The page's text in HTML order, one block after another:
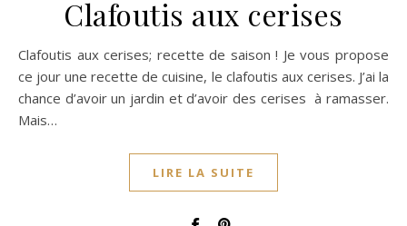
Clafoutis aux cerises
Clafoutis aux cerises; recette de saison ! Je vous propose
ce jour une recette de cuisine, le clafoutis aux cerises. J’ai la
chance d’avoir un jardin et d’avoir des cerises à ramasser.
Mais…
LIRE LA SUITE